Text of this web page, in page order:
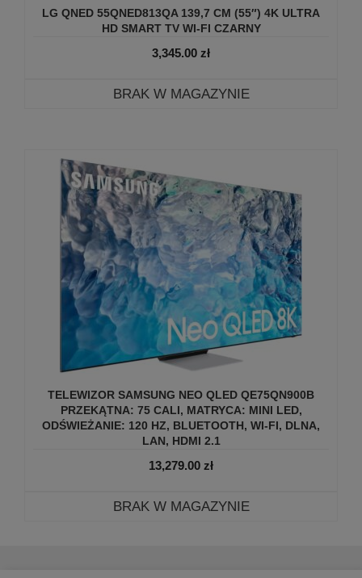
LG QNED 55QNED813QA 139,7 CM (55″) 4K ULTRA
HD SMART TV WI-FI CZARNY
3,345.00 zł
BRAK W MAGAZYNIE
TELEWIZOR SAMSUNG NEO QLED QE75QN900B
PRZEKĄTNA: 75 CALI, MATRYCA: MINI LED,
ODŚWIEŻANIE: 120 HZ, BLUETOOTH, WI-FI, DLNA,
LAN, HDMI 2.1
13,279.00 zł
BRAK W MAGAZYNIE